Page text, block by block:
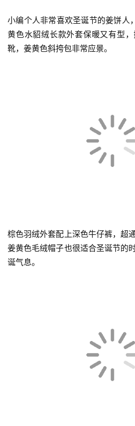
小编个人非常喜欢圣诞节的姜饼人
黄色水貂绒长款外套保暖又有型
靴，姜黄色斜挎包非常应景。
棕色羽绒外套配上深色牛仔裤，超
姜黄色毛绒帽子也很适合圣诞节的
诞气息。